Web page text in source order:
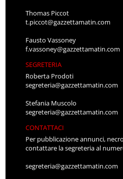
Thomas Piccot
t.piccot@gazzettamatin.com
Fausto Vassoney
f.vassoney@gazzettamatin.com
SEGRETERIA
Roberta Prodoti
segreteria@gazzettamatin.com
Stefania Muscolo
segreteria@gazzettamatin.com
CONTATTACI
Per pubblicazione annunci,
contattare la segreteria al
segreteria@gazzettamatin.com